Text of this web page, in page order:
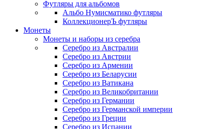
Футляры для альбомов
Альбо Нумисматико футляры
КоллекционерЪ футляры
Монеты
Монеты и наборы из серебра
Серебро из Австралии
Серебро из Австрии
Серебро из Армении
Серебро из Беларусии
Серебро из Ватикана
Серебро из Великобритании
Серебро из Германии
Серебро из Германской империи
Серебро из Греции
Серебро из Испании